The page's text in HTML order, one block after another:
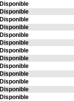
Disponible
Disponible
Disponible
Disponible
Disponible
Disponible
Disponible
Disponible
Disponible
Disponible
Disponible
Disponible
Disponible